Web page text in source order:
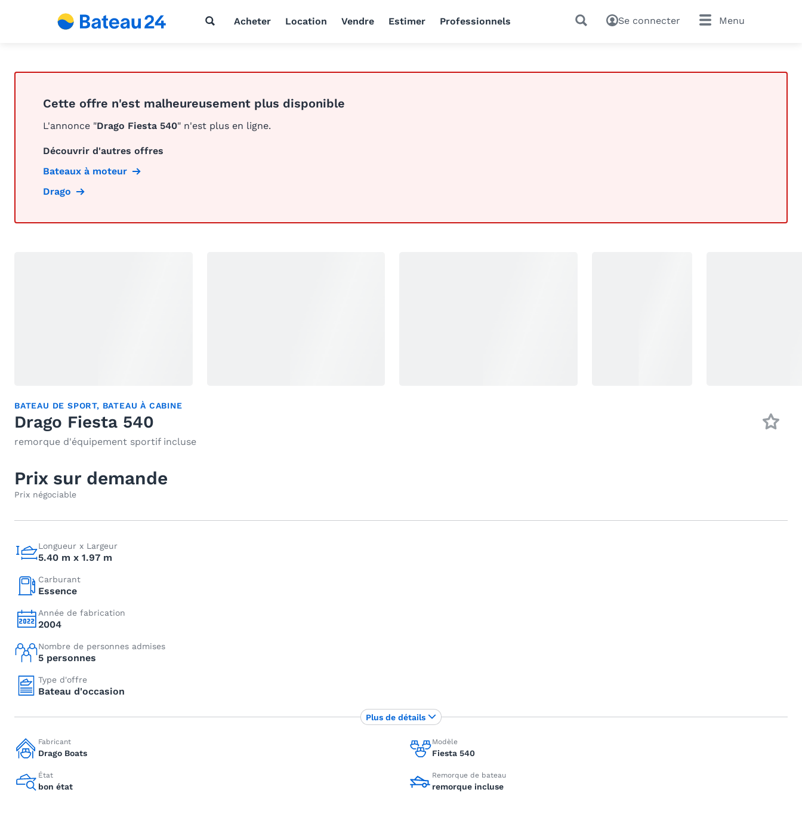
Acheter Location Vendre Estimer Professionnels Se connecter Menu
Cette offre n'est malheureusement plus disponible
L'annonce "Drago Fiesta 540" n'est plus en ligne.
Découvrir d'autres offres
Bateaux à moteur
Drago
BATEAU DE SPORT, BATEAU À CABINE
Drago Fiesta 540
remorque d'équipement sportif incluse
Prix sur demande
Prix négociable
Longueur x Largeur
5.40 m x 1.97 m
Carburant
Essence
Année de fabrication
2004
Nombre de personnes admises
5 personnes
Type d'offre
Bateau d'occasion
Fabricant
Drago Boats
Modèle
Fiesta 540
État
bon état
Remorque de bateau
remorque incluse
Plus de détails